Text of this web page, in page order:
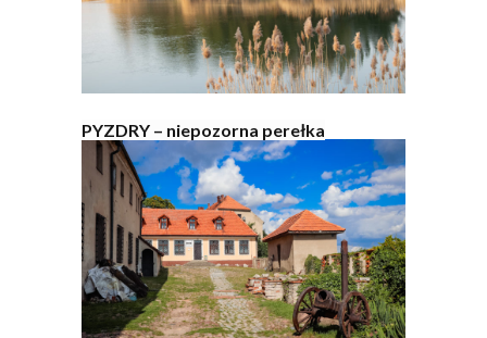
PYZDRY – niepozorna perełka